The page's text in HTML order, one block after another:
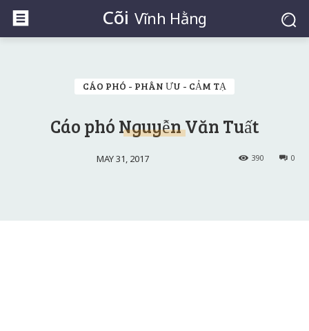
Cõi Vĩnh Hằng
CÁO PHÓ - PHÂN ƯU - CẢM TẠ
Cáo phó Nguyễn Văn Tuất
MAY 31, 2017 0
390